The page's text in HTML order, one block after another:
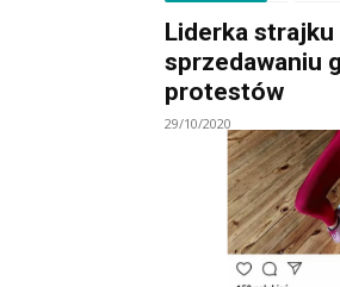
Liderka
sprzedawaniu
protestów
29/10/2020